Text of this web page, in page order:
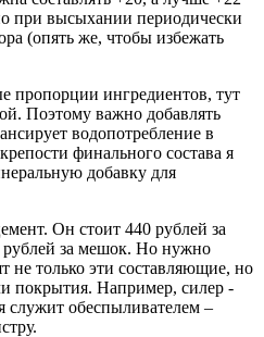
при высыхании периодически
(опять же, чтобы избежать
пропорции ингредиентов, тут
Поэтому важно добавлять
водопотребление в
финального состава я
добавку для
Он стоит 440 рублей за
рублей за мешок. Но нужно
не только эти составляющие, но
покрытия. Например, силер -
служит обеспыливателем –